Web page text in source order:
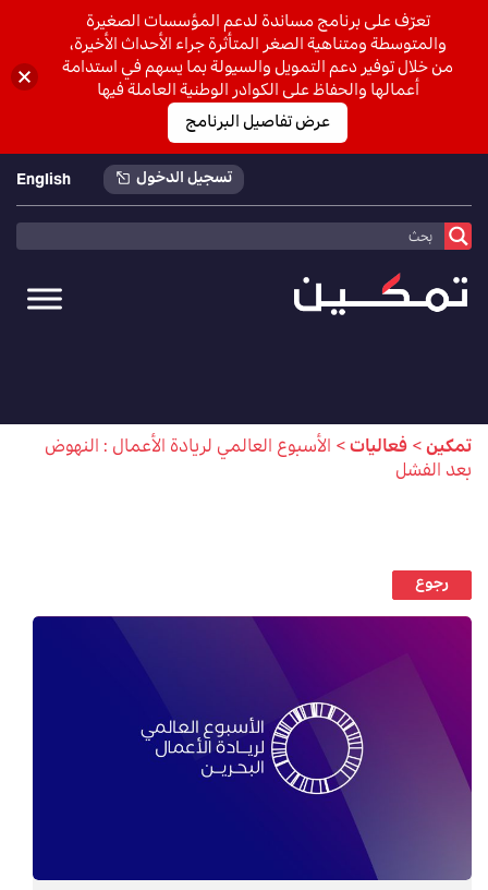
تسجيل الدخول English
تمكين>فعاليات>الأسبوع العالمي لريادة الأعمال : النهوض
بعد الفشل
رجوع
تعرّف على برنامج مساندة لدعم المؤسسات الصغيرة
والمتوسطة ومتناهية الصغر المتأثرة جراء الأحداث الأخيرة،
من خلال توفير دعم التمويل والسيولة بما يسهم في استدامة
أعمالها والحفاظ على الكوادر الوطنية العاملة فيها
عرض تفاصيل البرنامج